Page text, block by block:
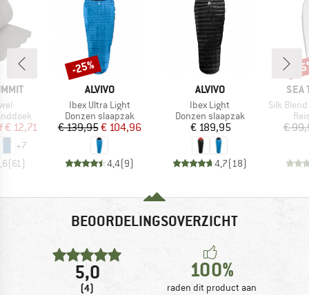
prijs
€ 12,71
+7
(61 )
MERK
ALVIVO
Artikel
Ibex Ultra Light
Productgroep
Donzen slaapzak
Prijs
€ 139,95Verlaagde prijs
€ 104,96
4,4(9)
Korting
-25%
MERK
ALVIVO
Artikel
Ibex Light
Productgroep
Donzen slaapzak
Prijs
€ 189,95
4,7(18)
SEA
Artikel
Silk Blend
€
-
BEOORDELINGSOVERZICHT
5,0
(4)
100%
raden dit product aan